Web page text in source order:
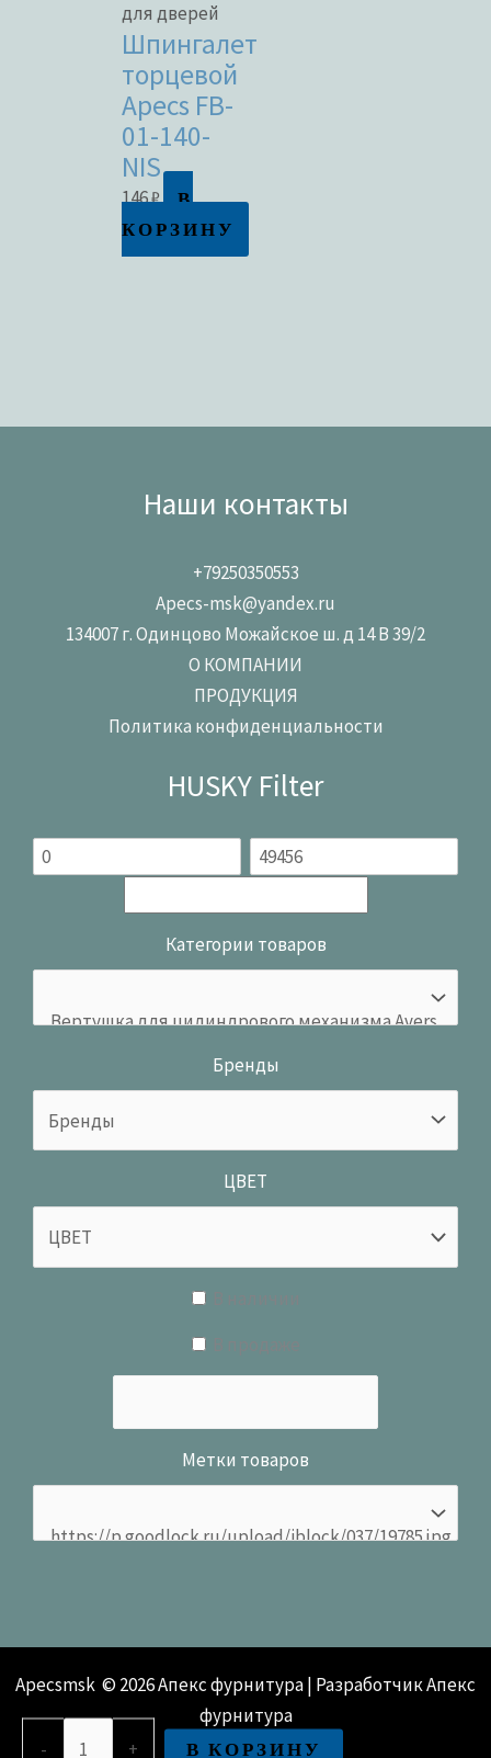
для дверей
Шпингалет
торцевой
Apecs FB-
01-140-
NIS
146₽
В
КОРЗИНУ
Наши контакты
+79250350553
Apecs-msk@yandex.ru
134007 г. Одинцово Можайское ш. д 14 В 39/2
О КОМПАНИИ
ПРОДУКЦИЯ
Политика конфиденциальности
HUSKY Filter
Категории товаров
Бренды
ЦВЕТ
Метки товаров
Apecsmsk © 2026 Апекс фурнитура | Разработчик Апекс
фурнитура
-
+ В КОРЗИНУ